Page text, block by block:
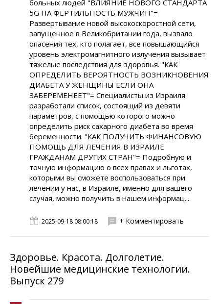
больных людей "ВЛИЯНИЕ НОВОГО СТАНДАРТА
5G НА ФЕРТИЛЬНОСТЬ МУЖЧИН"=
Развертывание новой высокоскоростной сети,
запущенное в Великобритании года, вызвало
опасения тех, кто полагает, все повышающийся
уровень электромагнитного излучения вызывает
тяжелые последствия для здоровья. "КАК
ОПРЕДЕЛИТЬ ВЕРОЯТНОСТЬ ВОЗНИКНОВЕНИЯ
ДИАБЕТА У ЖЕНЩИНЫ ЕСЛИ ОНА
ЗАБЕРЕМЕНЕЕТ"= Специалисты из Израиля
разработали список, состоящий из девяти
параметров, с помощью которого можно
определить риск сахарного диабета во время
беременности. "КАК ПОЛУЧИТЬ ФИНАНСОВУЮ
ПОМОЩЬ ДЛЯ ЛЕЧЕНИЯ В ИЗРАИЛЕ
ГРАЖДАНАМ ДРУГИХ СТРАН"= Подробную и
точную информацию о всех правах и льготах,
которыми вы сможете воспользоваться при
лечении у нас, в Израиле, именно для вашего
случая, можно получить в нашем информац...
2025-09-18 08:00:18 + Комментировать
Здоровье. Красота. Долголетие.
Новейшие медицинские технологии.
Выпуск 279